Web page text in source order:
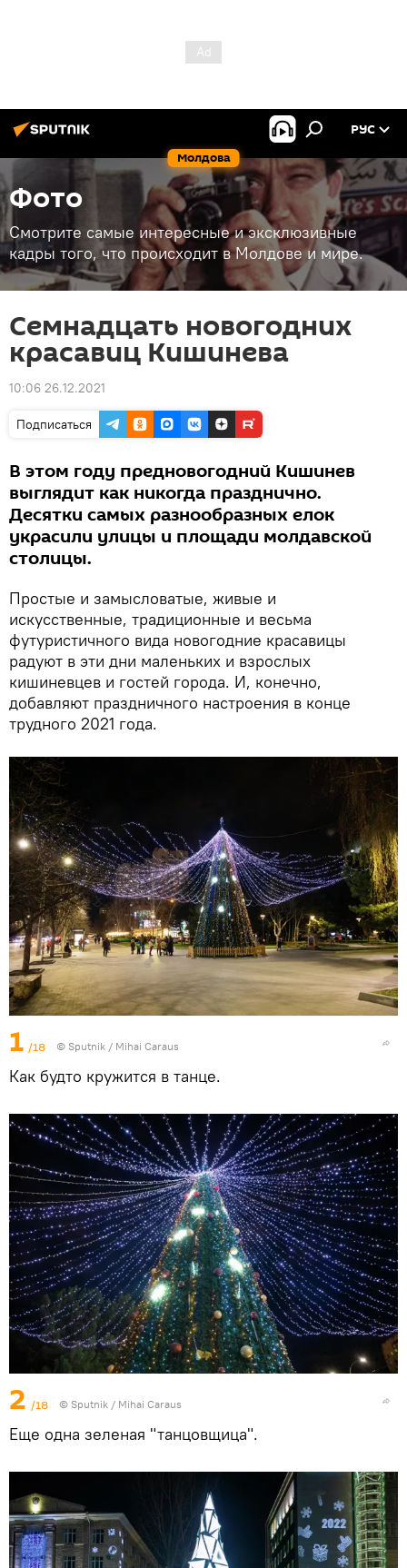
Молдова
РУС
Фото
Смотрите самые интересные и эксклюзивные
кадры того, что происходит в Молдове и мире.
Семнадцать новогодних
красавиц Кишинева
10:06 26.12.2021
Подписаться
В этом году предновогодний Кишинев
выглядит как никогда празднично.
Десятки самых разнообразных елок
украсили улицы и площади молдавской
столицы.
Простые и замысловатые, живые и
искусственные, традиционные и весьма
футуристичного вида новогодние красавицы
радуют в эти дни маленьких и взрослых
кишиневцев и гостей города. И, конечно,
добавляют праздничного настроения в конце
трудного 2021 года.
1 /18 © Sputnik / Mihai Caraus
Как будто кружится в танце.
2 /18 © Sputnik / Mihai Caraus
Еще одна зеленая "танцовщица".